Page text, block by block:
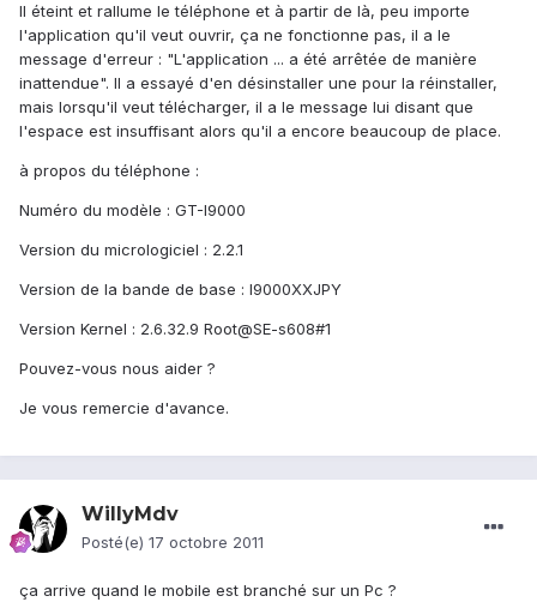
Il éteint et rallume le téléphone et à partir de là, peu importe
l'application qu'il veut ouvrir, ça ne fonctionne pas, il a le
message d'erreur : "L'application ... a été arrêtée de manière
inattendue". Il a essayé d'en désinstaller une pour la réinstaller,
mais lorsqu'il veut télécharger, il a le message lui disant que
l'espace est insuffisant alors qu'il a encore beaucoup de place.
à propos du téléphone :
Numéro du modèle : GT-I9000
Version du micrologiciel : 2.2.1
Version de la bande de base : I9000XXJPY
Version Kernel : 2.6.32.9 Root@SE-s608#1
Pouvez-vous nous aider ?
Je vous remercie d'avance.
WillyMdv
Posté(e) 17 octobre 2011
ça arrive quand le mobile est branché sur un Pc ?